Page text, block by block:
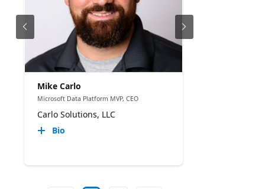
Mike Carlo
Microsoft Data Platform MVP, CEO
Carlo Solutions, LLC
Bio